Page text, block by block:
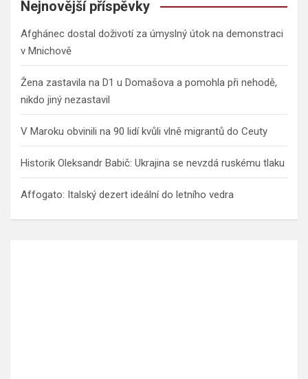
Nejnovější příspěvky
Afghánec dostal doživotí za úmyslný útok na demonstraci
v Mnichově
Žena zastavila na D1 u Domašova a pomohla při nehodě,
nikdo jiný nezastavil
V Maroku obvinili na 90 lidí kvůli vlně migrantů do Ceuty
Historik Oleksandr Babič: Ukrajina se nevzdá ruskému tlaku
Affogato: Italský dezert ideální do letního vedra